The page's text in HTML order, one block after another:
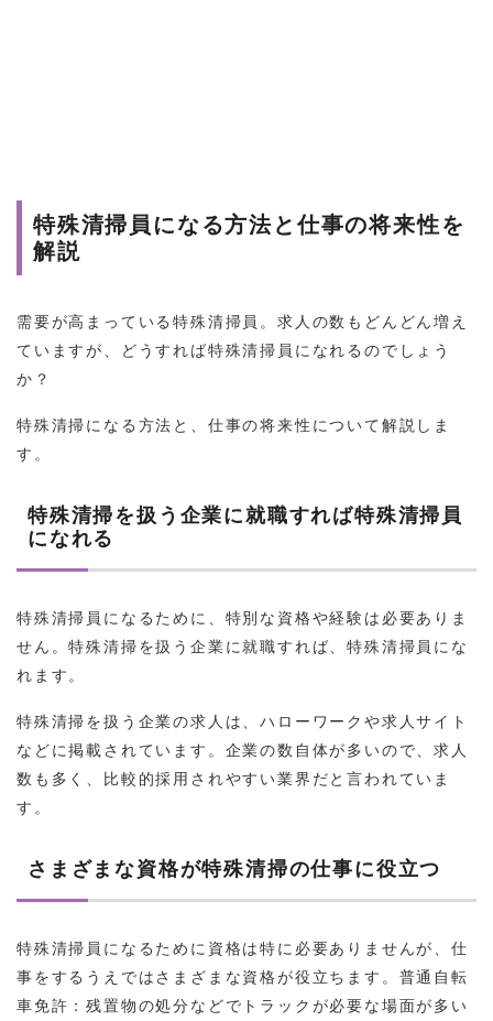
特殊清掃員になる方法と仕事の将来性を
解説
需要が高まっている特殊清掃員。求人の数もどんどん増え
ていますが、どうすれば特殊清掃員になれるのでしょう
か？
特殊清掃になる方法と、仕事の将来性について解説しま
す。
特殊清掃を扱う企業に就職すれば特殊清掃員
になれる
特殊清掃員になるために、特別な資格や経験は必要ありま
せん。特殊清掃を扱う企業に就職すれば、特殊清掃員にな
れます。
特殊清掃を扱う企業の求人は、ハローワークや求人サイト
などに掲載されています。企業の数自体が多いので、求人
数も多く、比較的採用されやすい業界だと言われていま
す。
さまざまな資格が特殊清掃の仕事に役立つ
特殊清掃員になるために資格は特に必要ありませんが、仕
事をするうえではさまざまな資格が役立ちます。普通自転
車免許：残置物の処分などでトラックが必要な場面が多い